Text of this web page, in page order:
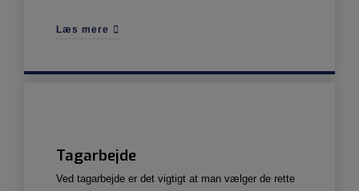
Læs mere
Tagarbejde
Ved tagarbejde er det vigtigt at man vælger de rette